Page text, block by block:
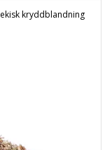
kryddblandning